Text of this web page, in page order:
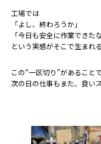
工場では
「よし、終わろうか」
「今日も安全に作業できたな
という実感がそこで生まれる
この“一区切り”があることで
次の日の仕事もまた、良い